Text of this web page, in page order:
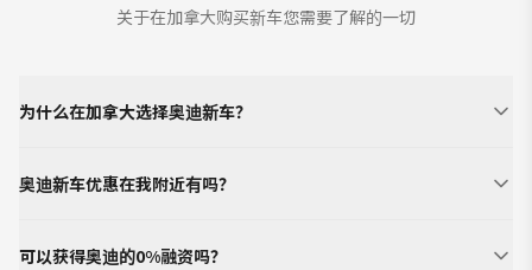
关于在加拿大购买新车您需要了解的一切
为什么在加拿大选择奥迪新车？
奥迪新车优惠在我附近有吗？
可以获得奥迪的0%融资吗？